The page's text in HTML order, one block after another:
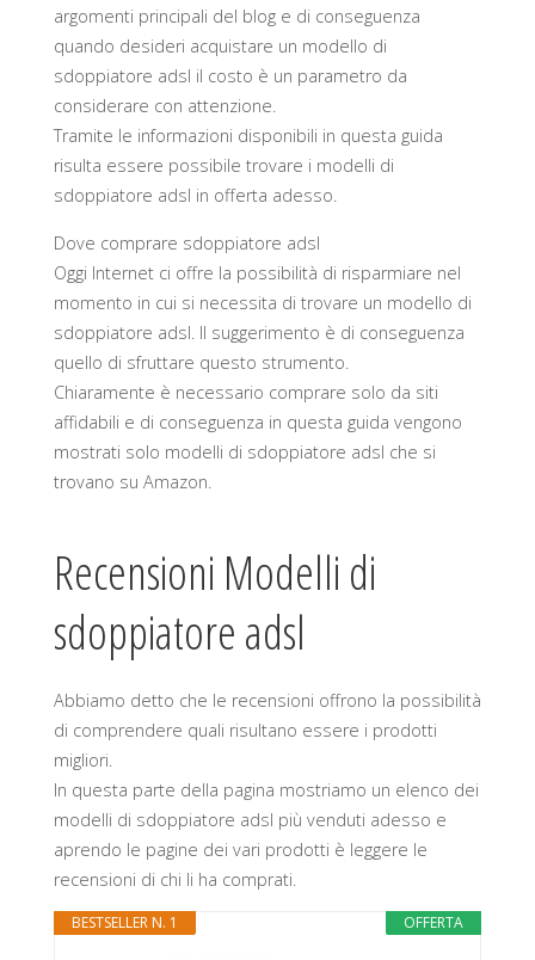
argomenti principali del blog e di conseguenza
quando desideri acquistare un modello di
sdoppiatore adsl il costo è un parametro da
considerare con attenzione.
Tramite le informazioni disponibili in questa guida
risulta essere possibile trovare i modelli di
sdoppiatore adsl in offerta adesso.
Dove comprare sdoppiatore adsl
Oggi Internet ci offre la possibilità di risparmiare nel
momento in cui si necessita di trovare un modello di
sdoppiatore adsl. Il suggerimento è di conseguenza
quello di sfruttare questo strumento.
Chiaramente è necessario comprare solo da siti
affidabili e di conseguenza in questa guida vengono
mostrati solo modelli di sdoppiatore adsl che si
trovano su Amazon.
Recensioni Modelli di
sdoppiatore adsl
Abbiamo detto che le recensioni offrono la possibilità
di comprendere quali risultano essere i prodotti
migliori.
In questa parte della pagina mostriamo un elenco dei
modelli di sdoppiatore adsl più venduti adesso e
aprendo le pagine dei vari prodotti è leggere le
recensioni di chi li ha comprati.
OFFERTA
BESTSELLER N. 1